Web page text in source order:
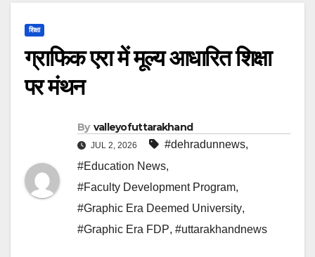
शिक्षा
ग्राफिक एरा में मूल्य आधारित शिक्षा
पर मंथन
By valleyofuttarakhand
JUL 2, 2026 #dehradunnews,
#Education News,
#Faculty Development Program,
#Graphic Era Deemed University,
#Graphic Era FDP, #uttarakhandnews